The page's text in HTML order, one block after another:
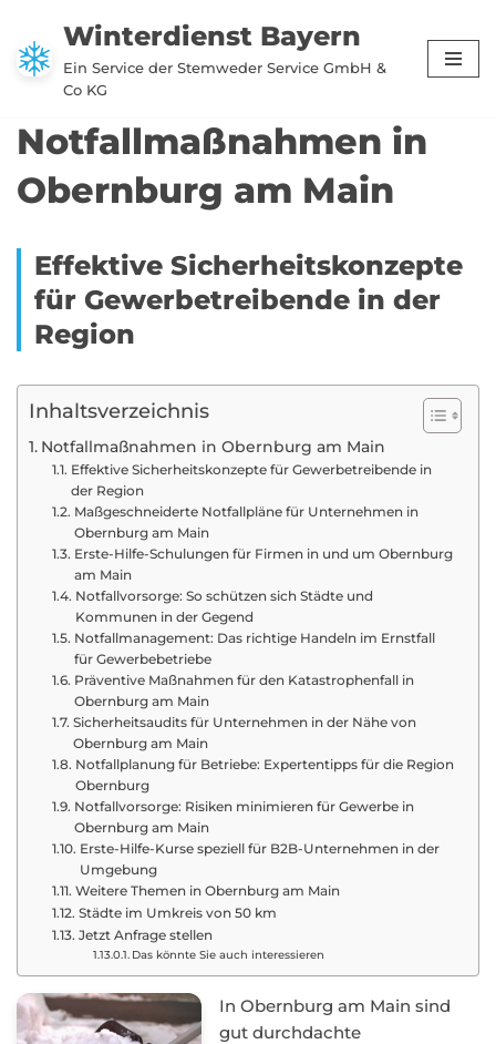
Zum
Inhalt
Winterdienst Bayern
Ein Service der Stemweder Service GmbH &
Co KG
Notfallmaßnahmen in
Obernburg am Main
Effektive Sicherheitskonzepte
für Gewerbetreibende in der
Region
Inhaltsverzeichnis
Notfallmaßnahmen in Obernburg am Main
Effektive Sicherheitskonzepte für Gewerbetreibende in
der Region
Maßgeschneiderte Notfallpläne für Unternehmen in
Obernburg am Main
Erste-Hilfe-Schulungen für Firmen in und um Obernburg
am Main
Notfallvorsorge: So schützen sich Städte und
Kommunen in der Gegend
Notfallmanagement: Das richtige Handeln im Ernstfall
für Gewerbebetriebe
Präventive Maßnahmen für den Katastrophenfall in
Obernburg am Main
Sicherheitsaudits für Unternehmen in der Nähe von
Obernburg am Main
Notfallplanung für Betriebe: Expertentipps für die Region
Obernburg
Notfallvorsorge: Risiken minimieren für Gewerbe in
Obernburg am Main
Erste-Hilfe-Kurse speziell für B2B-Unternehmen in der
Umgebung
Weitere Themen in Obernburg am Main
Städte im Umkreis von 50 km
Jetzt Anfrage stellen
Das könnte Sie auch interessieren
In Obernburg am Main sind
gut durchdachte